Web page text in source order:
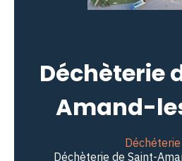
Déchèterie
Amand-
Déchéterie
Déchèterie de Saint-